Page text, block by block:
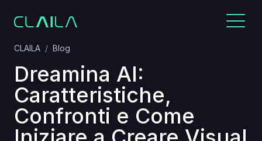
CLAILA Blog
Dreamina AI:
Caratteristiche,
Confronti e Come